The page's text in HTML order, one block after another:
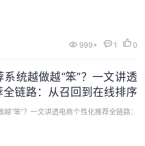
999+ 1 0
统越做越“笨”？一文讲透
链路：从召回到在线排序
“笨”？一文讲透电商个性化推荐全链路：